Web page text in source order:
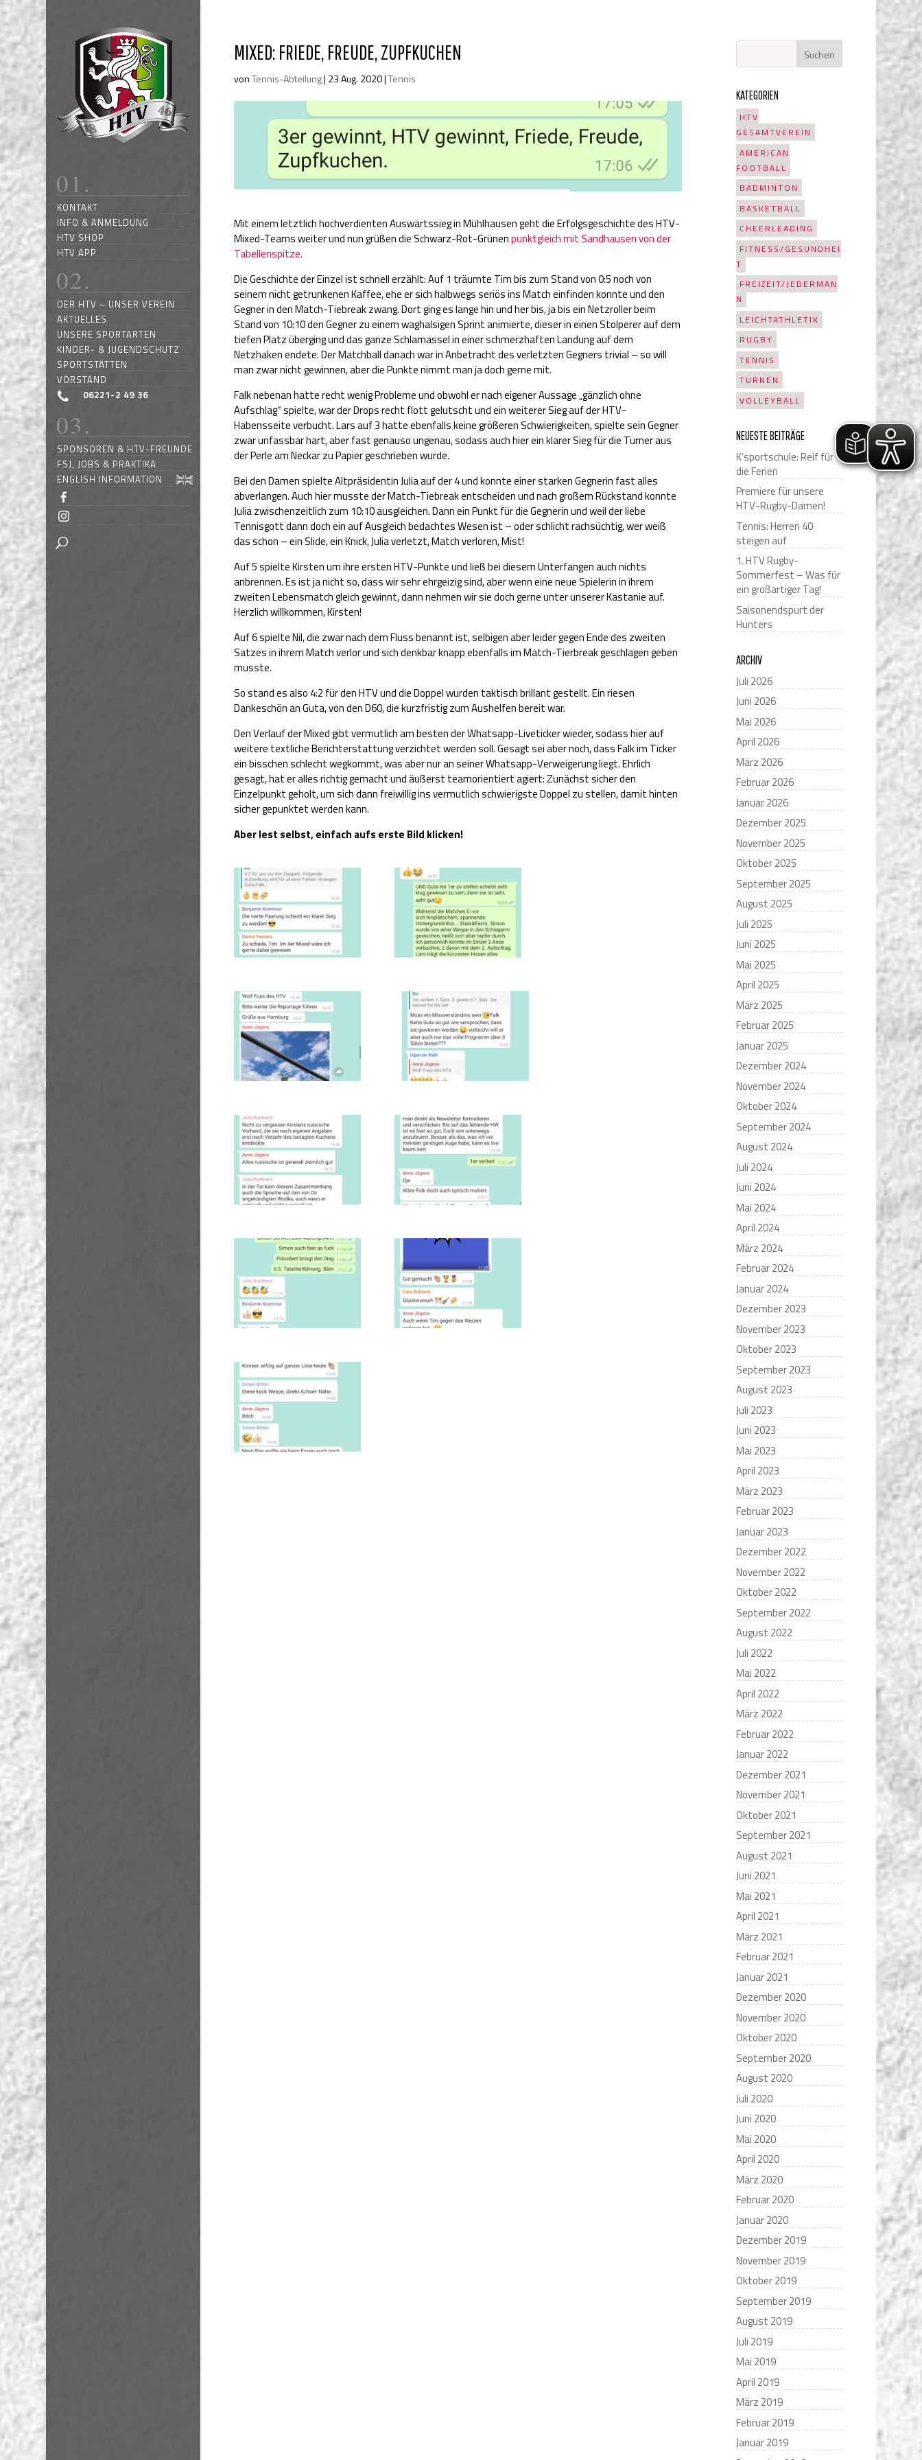
KONTAKT
INFO & ANMELDUNG
HTV SHOP
HTV APP
DER HTV – UNSER VEREIN
AKTUELLES
UNSERE SPORTARTEN
KINDER- & JUGENDSCHUTZ
SPORTSTÄTTEN
VORSTAND
06221-2 49 36
SPONSOREN & HTV-FREUNDE
FSJ, JOBS & PRAKTIKA
ENGLISH INFORMATION
MIXED: FRIEDE, FREUDE, ZUPFKUCHEN
vonTennis-Abteilung| 23 Aug. 2020|Tennis
Mit einem letztlich hochverdienten Auswärtssieg in Mühlhausen geht die Erfolgsgeschichte des HTV-
Mixed-Teams weiter und nun grüßen die Schwarz-Rot-Grünenpunktgleich mit Sandhausen von der
Tabellenspitze.
Die Geschichte der Einzel ist schnell erzählt: Auf 1 träumte Tim bis zum Stand von 0:5 noch von
seinem nicht getrunkenen Kaffee, ehe er sich halbwegs seriös ins Match einfinden konnte und den
Gegner in den Match-Tiebreak zwang. Dort ging es lange hin und her bis, ja bis ein Netzroller beim
Stand von 10:10 den Gegner zu einem waghalsigen Sprint animierte, dieser in einen Stolperer auf dem
tiefen Platz überging und das ganze Schlamassel in einer schmerzhaften Landung auf dem
Netzhaken endete. Der Matchball danach war in Anbetracht des verletzten Gegners trivial – so will
man zwar nicht gewinnen, aber die Punkte nimmt man ja doch gerne mit.
Falk nebenan hatte recht wenig Probleme und obwohl er nach eigener Aussage „gänzlich ohne
Aufschlag“ spielte, war der Drops recht flott gelutscht und ein weiterer Sieg auf der HTV-
Habensseite verbucht. Lars auf 3 hatte ebenfalls keine größeren Schwierigkeiten, spielte sein Gegner
zwar unfassbar hart, aber fast genauso ungenau, sodass auch hier ein klarer Sieg für die Turner aus
der Perle am Neckar zu Papier geschrieben wurde.
Bei den Damen spielte Altpräsidentin Julia auf der 4 und konnte einer starken Gegnerin fast alles
abverlangen. Auch hier musste der Match-Tiebreak entscheiden und nach großem Rückstand konnte
Julia zwischenzeitlich zum 10:10 ausgleichen. Dann ein Punkt für die Gegnerin und weil der liebe
Tennisgott dann doch ein auf Ausgleich bedachtes Wesen ist – oder schlicht rachsüchtig, wer weiß
das schon – ein Slide, ein Knick, Julia verletzt, Match verloren, Mist!
Auf 5 spielte Kirsten um ihre ersten HTV-Punkte und ließ bei diesem Unterfangen auch nichts
anbrennen. Es ist ja nicht so, dass wir sehr ehrgeizig sind, aber wenn eine neue Spielerin in ihrem
zweiten Lebensmatch gleich gewinnt, dann nehmen wir sie doch gerne unter unserer Kastanie auf.
Herzlich willkommen, Kirsten!
Auf 6 spielte Nil, die zwar nach dem Fluss benannt ist, selbigen aber leider gegen Ende des zweiten
Satzes in ihrem Match verlor und sich denkbar knapp ebenfalls im Match-Tierbreak geschlagen geben
musste.
So stand es also 4:2 für den HTV und die Doppel wurden taktisch brillant gestellt. Ein riesen
Dankeschön an Guta, von den D60, die kurzfristig zum Aushelfen bereit war.
Den Verlauf der Mixed gibt vermutlich am besten der Whatsapp-Liveticker wieder, sodass hier auf
weitere textliche Berichterstattung verzichtet werden soll. Gesagt sei aber noch, dass Falk im Ticker
ein bisschen schlecht wegkommt, was aber nur an seiner Whatsapp-Verweigerung liegt. Ehrlich
gesagt, hat er alles richtig gemacht und äußerst teamorientiert agiert: Zunächst sicher den
Einzelpunkt geholt, um sich dann freiwillig ins vermutlich schwierigste Doppel zu stellen, damit hinten
sicher gepunktet werden kann.
Aber lest selbst, einfach aufs erste Bild klicken!
KATEGORIEN
HTV
GESAMTVEREIN
AMERICAN
FOOTBALL
BADMINTON
BASKETBALL
CHEERLEADING
FITNESS/GESUNDHEI
T
FREIZEIT/JEDERMAN
N
LEICHTATHLETIK
RUGBY
TENNIS
TURNEN
VOLLEYBALL
NEUESTE BEITRÄGE
K’sportschule: Reif für
die Ferien
Premiere für unsere
HTV-Rugby-Damen!
Tennis: Herren 40
steigen auf
1. HTV Rugby-
Sommerfest – Was für
ein großartiger Tag!
Saisonendspurt der
Hunters
ARCHIV
Juli 2026
Juni 2026
Mai 2026
April 2026
März 2026
Februar 2026
Januar 2026
Dezember 2025
November 2025
Oktober 2025
September 2025
August 2025
Juli 2025
Juni 2025
Mai 2025
April 2025
März 2025
Februar 2025
Januar 2025
Dezember 2024
November 2024
Oktober 2024
September 2024
August 2024
Juli 2024
Juni 2024
Mai 2024
April 2024
März 2024
Februar 2024
Januar 2024
Dezember 2023
November 2023
Oktober 2023
September 2023
August 2023
Juli 2023
Juni 2023
Mai 2023
April 2023
März 2023
Februar 2023
Januar 2023
Dezember 2022
November 2022
Oktober 2022
September 2022
August 2022
Juli 2022
Mai 2022
April 2022
März 2022
Februar 2022
Januar 2022
Dezember 2021
November 2021
Oktober 2021
September 2021
August 2021
Juni 2021
Mai 2021
April 2021
März 2021
Februar 2021
Januar 2021
Dezember 2020
November 2020
Oktober 2020
September 2020
August 2020
Juli 2020
Juni 2020
Mai 2020
April 2020
März 2020
Februar 2020
Januar 2020
Dezember 2019
November 2019
Oktober 2019
September 2019
August 2019
Juli 2019
Mai 2019
April 2019
März 2019
Februar 2019
Januar 2019